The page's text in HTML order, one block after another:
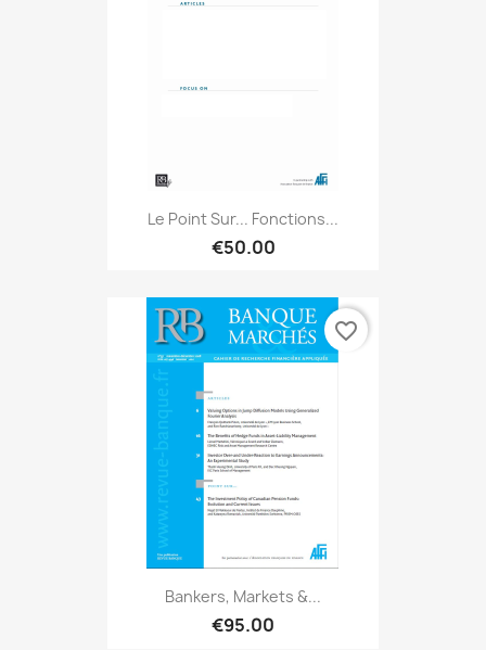
Le Point Sur... Fonctions...
€50.00
Bankers, Markets &...
€95.00
favorite_border